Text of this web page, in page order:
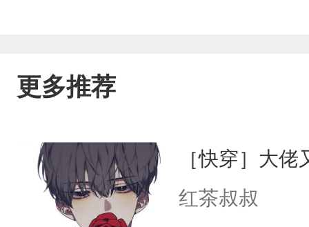
更多推荐
［快穿］大
红茶叔叔